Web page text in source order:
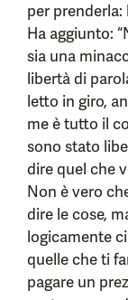
per prenderla:
Ha aggiunto:
sia una
libertà di
letto in giro,
me è tutto il
sono stato
dire quel che
Non è vero
dire le cose,
logicamente
quelle che ti
pagare un